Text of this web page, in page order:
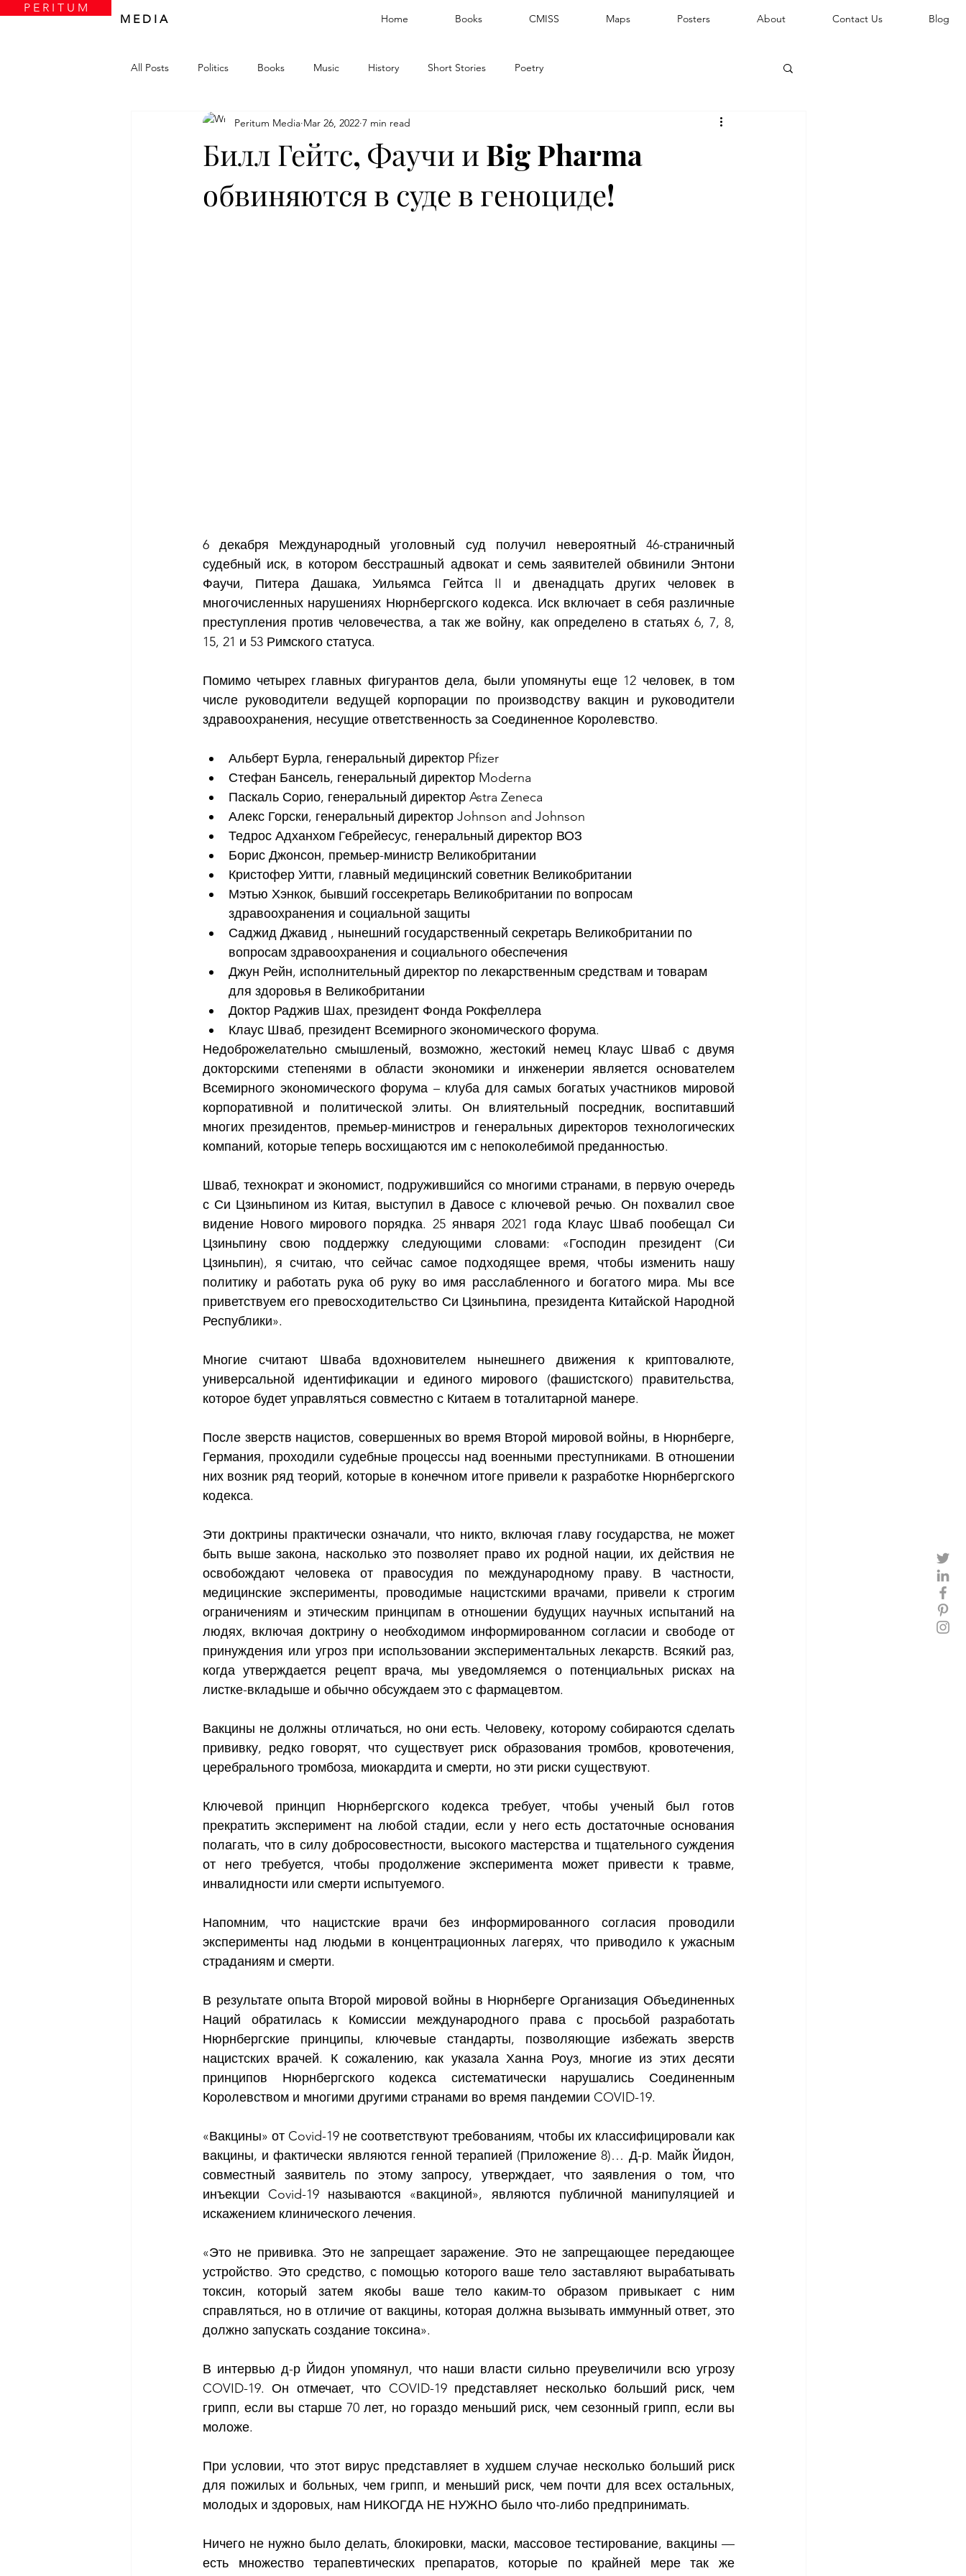
P E R I T U M
M E D I A
Home Books CMISS Maps Posters About Contact Us Blog
All Posts Politics Books Music History Short Stories Poetry
Билл Гейтс, Фаучи и Big Pharma
обвиняются в суде в геноциде!
Peritum Media Mar 26, 2022 7 min read
6 декабря Международный уголовный суд получил невероятный 46-страничный
судебный иск, в котором бесстрашный адвокат и семь заявителей обвинили Энтони
Фаучи, Питера Дашака, Уильямса Гейтса II и двенадцать других человек в
многочисленных нарушениях Нюрнбергского кодекса. Иск включает в себя различные
преступления против человечества, а так же войну, как определено в статьях 6, 7, 8,
15, 21 и 53 Римского статуса.
Помимо четырех главных фигурантов дела, были упомянуты еще 12 человек, в том
числе руководители ведущей корпорации по производству вакцин и руководители
здравоохранения, несущие ответственность за Соединенное Королевство.
Альберт Бурла, генеральный директор Pfizer
Стефан Бансель, генеральный директор Moderna
Паскаль Сорио, генеральный директор Astra Zeneca
Алекс Горски, генеральный директор Johnson and Johnson
Тедрос Адханхом Гебрейесус, генеральный директор ВОЗ
Борис Джонсон, премьер-министр Великобритании
Кристофер Уитти, главный медицинский советник Великобритании
Мэтью Хэнкок, бывший госсекретарь Великобритании по вопросам
здравоохранения и социальной защиты
Саджид Джавид , нынешний государственный секретарь Великобритании по
вопросам здравоохранения и социального обеспечения
Джун Рейн, исполнительный директор по лекарственным средствам и товарам
для здоровья в Великобритании
Доктор Раджив Шах, президент Фонда Рокфеллера
Клаус Шваб, президент Всемирного экономического форума.
Недоброжелательно смышленый, возможно, жестокий немец Клаус Шваб с двумя
докторскими степенями в области экономики и инженерии является основателем
Всемирного экономического форума – клуба для самых богатых участников мировой
корпоративной и политической элиты. Он влиятельный посредник, воспитавший
многих президентов, премьер-министров и генеральных директоров технологических
компаний, которые теперь восхищаются им с непоколебимой преданностью.
Шваб, технократ и экономист, подружившийся со многими странами, в первую очередь
с Си Цзиньпином из Китая, выступил в Давосе с ключевой речью. Он похвалил свое
видение Нового мирового порядка. 25 января 2021 года Клаус Шваб пообещал Си
Цзиньпину свою поддержку следующими словами: «Господин президент (Си
Цзиньпин), я считаю, что сейчас самое подходящее время, чтобы изменить нашу
политику и работать рука об руку во имя расслабленного и богатого мира. Мы все
приветствуем его превосходительство Си Цзиньпина, президента Китайской Народной
Республики».
Многие считают Шваба вдохновителем нынешнего движения к криптовалюте,
универсальной идентификации и единого мирового (фашистского) правительства,
которое будет управляться совместно с Китаем в тоталитарной манере.
После зверств нацистов, совершенных во время Второй мировой войны, в Нюрнберге,
Германия, проходили судебные процессы над военными преступниками. В отношении
них возник ряд теорий, которые в конечном итоге привели к разработке Нюрнбергского
кодекса.
Эти доктрины практически означали, что никто, включая главу государства, не может
быть выше закона, насколько это позволяет право их родной нации, их действия не
освобождают человека от правосудия по международному праву. В частности,
медицинские эксперименты, проводимые нацистскими врачами, привели к строгим
ограничениям и этическим принципам в отношении будущих научных испытаний на
людях, включая доктрину о необходимом информированном согласии и свободе от
принуждения или угроз при использовании экспериментальных лекарств. Всякий раз,
когда утверждается рецепт врача, мы уведомляемся о потенциальных рисках на
листке-вкладыше и обычно обсуждаем это с фармацевтом.
Вакцины не должны отличаться, но они есть. Человеку, которому собираются сделать
прививку, редко говорят, что существует риск образования тромбов, кровотечения,
церебрального тромбоза, миокардита и смерти, но эти риски существуют.
Ключевой принцип Нюрнбергского кодекса требует, чтобы ученый был готов
прекратить эксперимент на любой стадии, если у него есть достаточные основания
полагать, что в силу добросовестности, высокого мастерства и тщательного суждения
от него требуется, чтобы продолжение эксперимента может привести к травме,
инвалидности или смерти испытуемого.
Напомним, что нацистские врачи без информированного согласия проводили
эксперименты над людьми в концентрационных лагерях, что приводило к ужасным
страданиям и смерти.
В результате опыта Второй мировой войны в Нюрнберге Организация Объединенных
Наций обратилась к Комиссии международного права с просьбой разработать
Нюрнбергские принципы, ключевые стандарты, позволяющие избежать зверств
нацистских врачей. К сожалению, как указала Ханна Роуз, многие из этих десяти
принципов Нюрнбергского кодекса систематически нарушались Соединенным
Королевством и многими другими странами во время пандемии COVID-19.
«Вакцины» от Covid-19 не соответствуют требованиям, чтобы их классифицировали как
вакцины, и фактически являются генной терапией (Приложение 8)… Д-р. Майк Йидон,
совместный заявитель по этому запросу, утверждает, что заявления о том, что
инъекции Covid-19 называются «вакциной», являются публичной манипуляцией и
искажением клинического лечения.
«Это не прививка. Это не запрещает заражение. Это не запрещающее передающее
устройство. Это средство, с помощью которого ваше тело заставляют вырабатывать
токсин, который затем якобы ваше тело каким-то образом привыкает с ним
справляться, но в отличие от вакцины, которая должна вызывать иммунный ответ, это
должно запускать создание токсина».
В интервью д-р Йидон упомянул, что наши власти сильно преувеличили всю угрозу
COVID-19. Он отмечает, что COVID-19 представляет несколько больший риск, чем
грипп, если вы старше 70 лет, но гораздо меньший риск, чем сезонный грипп, если вы
моложе.
При условии, что этот вирус представляет в худшем случае несколько больший риск
для пожилых и больных, чем грипп, и меньший риск, чем почти для всех остальных,
молодых и здоровых, нам НИКОГДА НЕ НУЖНО было что-либо предпринимать.
Ничего не нужно было делать, блокировки, маски, массовое тестирование, вакцины —
есть множество терапевтических препаратов, которые по крайней мере так же